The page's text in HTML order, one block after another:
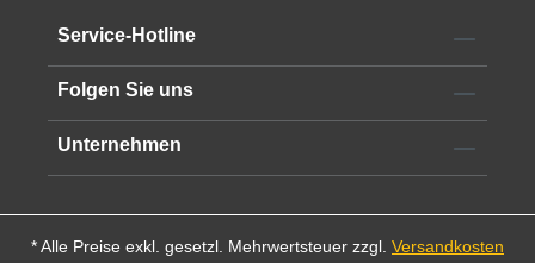
Service-Hotline
Folgen Sie uns
Unternehmen
* Alle Preise exkl. gesetzl. Mehrwertsteuer zzgl. Versandkosten